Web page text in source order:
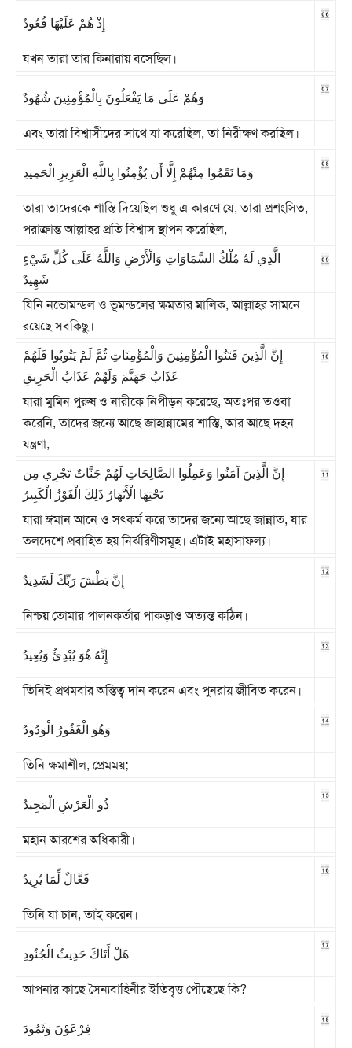
إِذْ هُمْ عَلَيْهَا قُعُودٌ 06
যখন তারা তার কিনারায় বসেছিল।
وَهُمْ عَلَى مَا يَفْعَلُونَ بِالْمُؤْمِنِينَ شُهُودٌ 07
এবং তারা বিশ্বাসীদের সাথে যা করেছিল, তা নিরীক্ষণ করছিল।
وَمَا نَقَمُوا مِنْهُمْ إِلَّا أَن يُؤْمِنُوا بِاللَّهِ الْعَزِيزِ الْحَمِيدِ 08
তারা তাদেরকে শাস্তি দিয়েছিল শুধু এ কারণে যে, তারা প্রশংসিত,
পরাক্রান্ত আল্লাহর প্রতি বিশ্বাস স্থাপন করেছিল,
الَّذِي لَهُ مُلْكُ السَّمَاوَاتِ وَالْأَرْضِ وَاللَّهُ عَلَى كُلِّ شَيْءٍ
شَهِيدٌ
09
যিনি নভোমন্ডল ও ভূমন্ডলের ক্ষমতার মালিক, আল্লাহর সামনে
রয়েছে সবকিছু।
إِنَّ الَّذِينَ فَتَنُوا الْمُؤْمِنِينَ وَالْمُؤْمِنَاتِ ثُمَّ لَمْ يَتُوبُوا فَلَهُمْ
عَذَابُ جَهَنَّمَ وَلَهُمْ عَذَابُ الْحَرِيقِ
10
যারা মুমিন পুরুষ ও নারীকে নিপীড়ন করেছে, অতঃপর তওবা
করেনি, তাদের জন্যে আছে জাহান্নামের শাস্তি, আর আছে দহন
যন্ত্রণা,
إِنَّ الَّذِينَ آمَنُوا وَعَمِلُوا الصَّالِحَاتِ لَهُمْ جَنَّاتٌ تَجْرِي مِن
تَحْتِهَا الْأَنْهَارُ ذَلِكَ الْفَوْزُ الْكَبِيرُ
11
যারা ঈমান আনে ও সৎকর্ম করে তাদের জন্যে আছে জান্নাত, যার
তলদেশে প্রবাহিত হয় নির্ঝরিণীসমূহ। এটাই মহাসাফল্য।
إِنَّ بَطْشَ رَبِّكَ لَشَدِيدٌ 12
নিশ্চয় তোমার পালনকর্তার পাকড়াও অত্যন্ত কঠিন।
إِنَّهُ هُوَ يُبْدِئُ وَيُعِيدُ 13
তিনিই প্রথমবার অস্তিত্ব দান করেন এবং পুনরায় জীবিত করেন।
وَهُوَ الْغَفُورُ الْوَدُودُ 14
তিনি ক্ষমাশীল, প্রেমময়;
ذُو الْعَرْشِ الْمَجِيدُ 15
মহান আরশের অধিকারী।
فَعَّالٌ لِّمَا يُرِيدُ 16
তিনি যা চান, তাই করেন।
هَلْ أَتَاكَ حَدِيثُ الْجُنُودِ 17
আপনার কাছে সৈন্যবাহিনীর ইতিবৃত্ত পৌছেছে কি?
فِرْعَوْنَ وَثَمُودَ 18